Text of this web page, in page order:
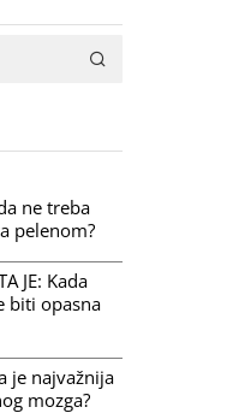
ne treba
pelenom?
JE: Kada
biti opasna
je najvažnija
mozga?